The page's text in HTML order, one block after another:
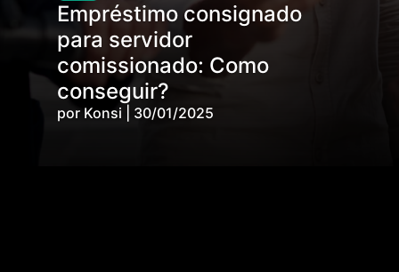
Empréstimo consignado
para servidor
comissionado: Como
conseguir?
por Konsi | 30/01/2025